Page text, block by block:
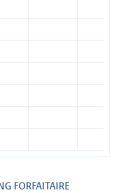
FORFAITAIRE